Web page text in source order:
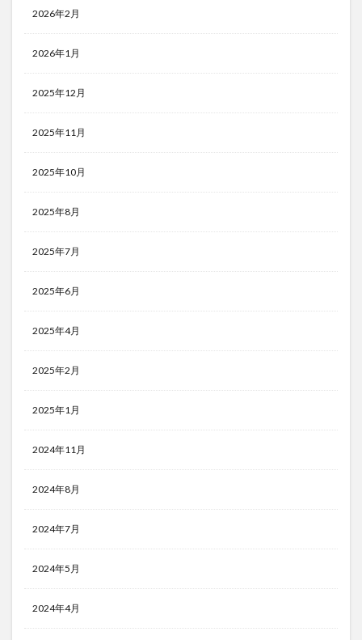
2026年2月
2026年1月
2025年12月
2025年11月
2025年10月
2025年8月
2025年7月
2025年6月
2025年4月
2025年2月
2025年1月
2024年11月
2024年8月
2024年7月
2024年5月
2024年4月